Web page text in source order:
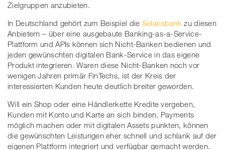
Zielgruppen anzubieten.
In Deutschland gehört zum Beispiel die Solarisbank zu diesen
Anbietern – über eine ausgebaute Banking-as-a-Service-
Plattform und APIs können sich Nicht-Banken bedienen und
jeden gewünschten digitalen Bank-Service in das eigene
Produkt integrieren. Waren diese Nicht-Banken noch vor
wenigen Jahren primär FinTechs, ist der Kreis der
interessierten Kunden heute deutlich breiter geworden.
Will ein Shop oder eine Händlerkette Kredite vergeben,
Kunden mit Konto und Karte an sich binden, Payments
möglich machen oder mit digitalen Assets punkten, können
die gewünschten Leistungen eher schnell und schlank auf der
eigenen Plattform integriert und verfügbar gemacht werden.